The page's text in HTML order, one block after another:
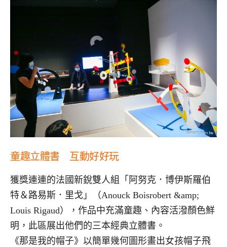
童趣立體書 互動好好玩
獲獎連連的法國新銳雙人組「阿努克．博伊斯羅伯
特＆路易斯．里戈」（Anouck Boisrobert &amp;
Louis Rigaud），作品中充滿童趣、內容活潑顏色鮮
明，此區展出他們的三本經典立體書。
《那是我的帽子》以簡單幾何圖形畫出女孩帽子飛